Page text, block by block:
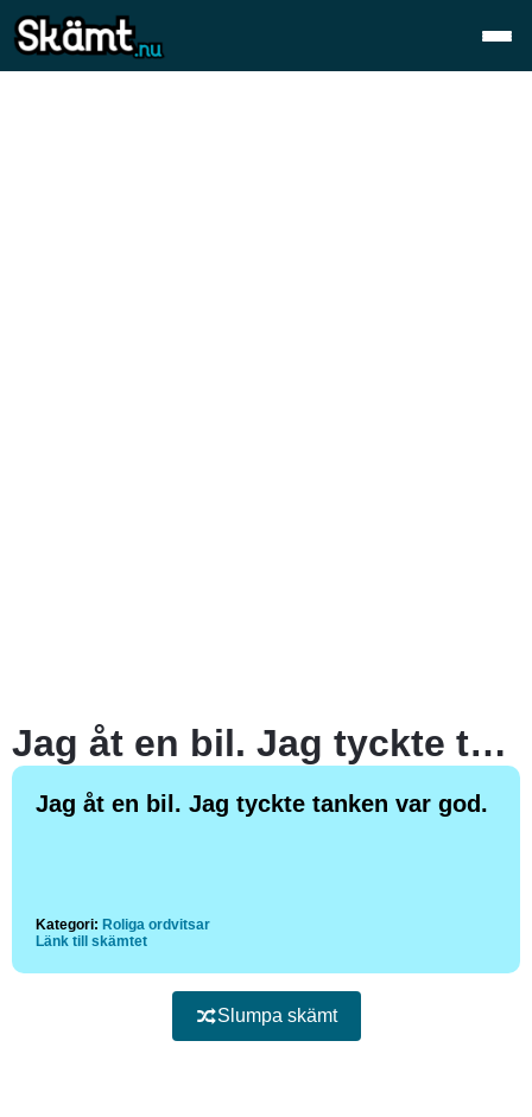
Jag åt en bil. Jag tyckte tanken var god.
Jag åt en bil. Jag tyckte tanken var god.
Kategori: Roliga ordvitsar
Länk till skämtet
Slumpa skämt